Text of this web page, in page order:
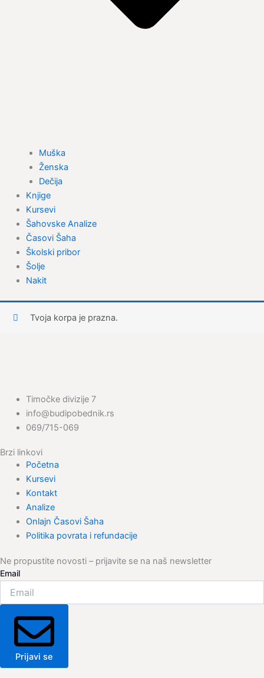
Muška
Ženska
Dečija
Knjige
Kursevi
Šahovske Analize
Časovi Šaha
Školski pribor
Šolje
Nakit
Tvoja korpa je prazna.
Timočke divizije 7
info@budipobednik.rs
069/715-069
Brzi linkovi
Početna
Kursevi
Kontakt
Analize
Onlajn Časovi Šaha
Politika povrata i refundacije
Ne propustite novosti – prijavite se na naš newsletter
Email
Prijavi se